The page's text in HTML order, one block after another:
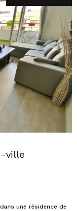
ville
une résidence de